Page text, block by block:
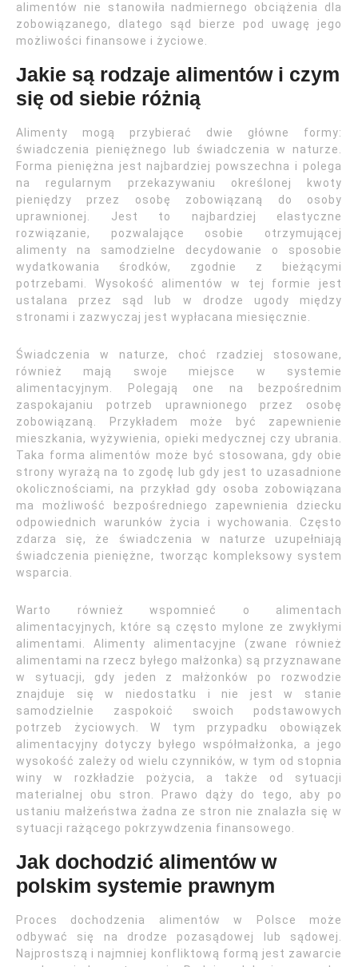
alimentów nie stanowiła nadmiernego obciążenia dla
zobowiązanego, dlatego sąd bierze pod uwagę jego
możliwości finansowe i życiowe.
Jakie są rodzaje alimentów i czym
się od siebie różnią
Alimenty mogą przybierać dwie główne formy:
świadczenia pieniężnego lub świadczenia w naturze.
Forma pieniężna jest najbardziej powszechna i polega
na regularnym przekazywaniu określonej kwoty
pieniędzy przez osobę zobowiązaną do osoby
uprawnionej. Jest to najbardziej elastyczne
rozwiązanie, pozwalające osobie otrzymującej
alimenty na samodzielne decydowanie o sposobie
wydatkowania środków, zgodnie z bieżącymi
potrzebami. Wysokość alimentów w tej formie jest
ustalana przez sąd lub w drodze ugody między
stronami i zazwyczaj jest wypłacana miesięcznie.
Świadczenia w naturze, choć rzadziej stosowane,
również mają swoje miejsce w systemie
alimentacyjnym. Polegają one na bezpośrednim
zaspokajaniu potrzeb uprawnionego przez osobę
zobowiązaną. Przykładem może być zapewnienie
mieszkania, wyżywienia, opieki medycznej czy ubrania.
Taka forma alimentów może być stosowana, gdy obie
strony wyrażą na to zgodę lub gdy jest to uzasadnione
okolicznościami, na przykład gdy osoba zobowiązana
ma możliwość bezpośredniego zapewnienia dziecku
odpowiednich warunków życia i wychowania. Często
zdarza się, że świadczenia w naturze uzupełniają
świadczenia pieniężne, tworząc kompleksowy system
wsparcia.
Warto również wspomnieć o alimentach
alimentacyjnych, które są często mylone ze zwykłymi
alimentami. Alimenty alimentacyjne (zwane również
alimentami na rzecz byłego małżonka) są przyznawane
w sytuacji, gdy jeden z małżonków po rozwodzie
znajduje się w niedostatku i nie jest w stanie
samodzielnie zaspokoić swoich podstawowych
potrzeb życiowych. W tym przypadku obowiązek
alimentacyjny dotyczy byłego współmałżonka, a jego
wysokość zależy od wielu czynników, w tym od stopnia
winy w rozkładzie pożycia, a także od sytuacji
materialnej obu stron. Prawo dąży do tego, aby po
ustaniu małżeństwa żadna ze stron nie znalazła się w
sytuacji rażącego pokrzywdzenia finansowego.
Jak dochodzić alimentów w
polskim systemie prawnym
Proces dochodzenia alimentów w Polsce może
odbywać się na drodze pozasądowej lub sądowej.
Najprostszą i najmniej konfliktową formą jest zawarcie